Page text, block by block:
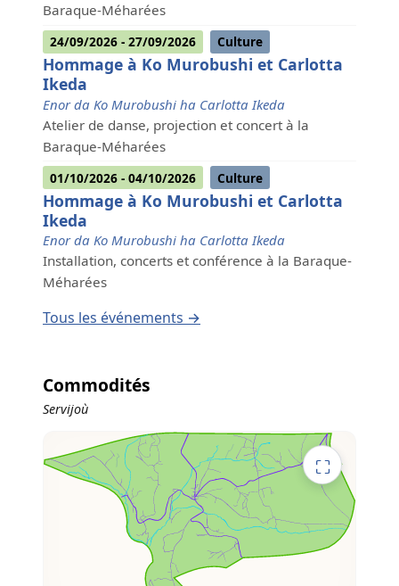
Baraque-Méharées
24/09/2026 - 27/09/2026 Culture
Hommage à Ko Murobushi et Carlotta
Ikeda
Enor da Ko Murobushi ha Carlotta Ikeda
Atelier de danse, projection et concert à la
Baraque-Méharées
01/10/2026 - 04/10/2026 Culture
Hommage à Ko Murobushi et Carlotta
Ikeda
Enor da Ko Murobushi ha Carlotta Ikeda
Installation, concerts et conférence à la Baraque-
Méharées
Tous les événements →
Commodités
Servijoù
⛶